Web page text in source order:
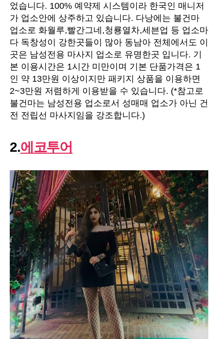
었습니다. 100% 예약제 시스템이라 한국인 매니저
가 업소안에 상주하고 있습니다. 다낭에는 불건마
업소로 화월루,빨간그네,청룡열차,세븐업 등 업소마
다 독창성이 강한곳들이 많아 동남아 전체에서도 이
곳은 남성전용 마사지 업소로 유명한곳 입니다. 기
본 이용시간은 1시간 미만이며 기본 단품가격은 1
인 약 13만원 이상이지만 패키지 상품을 이용하면
2~3만원 저렴하게 이용받을 수 있습니다. (*참고로
불건마는 남성전용 업소로서 성매매 업소가 아닌 건
전 전립선 마사지임을 강조합니다.)
2.에코투어